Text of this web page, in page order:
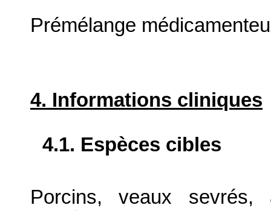
Prémélange
4. Informations cliniques
4.1. Espèces cibles
Porcins, veaux sevrés,